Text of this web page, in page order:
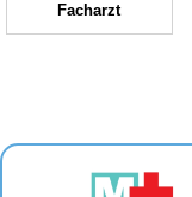
Facharzt